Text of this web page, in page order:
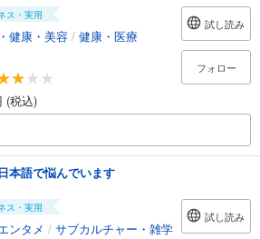
ス・実用
健康・美容 / 健康・医療
(税込)
試し読み
フォロー
本語で悩んでいます
ス・実用
ンタメ / サブカルチャー・雑学
試し読み